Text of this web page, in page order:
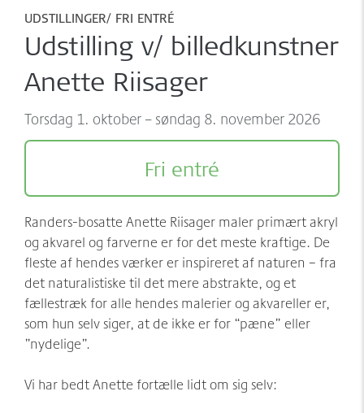
Sponsorer
net:vaerket og net:vaerket+
Kontakt
Møder/konferencer/fester
Historien om Værket
Spillestedet Turbinen
Følg os
UDSTILLINGER FRI ENTRÉ
Udstilling v/ billedkunstner
Anette Riisager
torsdag 1. oktober – søndag 8. november 2026
Fri entré
Randers-bosatte Anette Riisager maler primært akryl
og akvarel og farverne er for det meste kraftige. De
fleste af hendes værker er inspireret af naturen – fra
det naturalistiske til det mere abstrakte, og et
fællestræk for alle hendes malerier og akvareller er,
som hun selv siger, at de ikke er for “pæne” eller
”nydelige”.
Vi har bedt Anette fortælle lidt om sig selv: